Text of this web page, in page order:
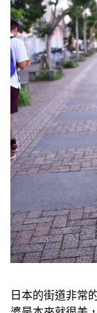
日本的街道非常